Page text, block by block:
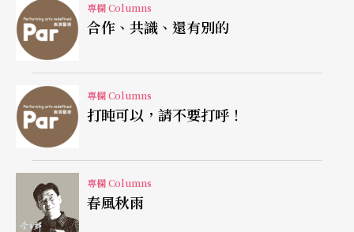
但就在上完那堂課之後，我快樂得不得了，體會到
能感受自己的身體，跟自己的身體對話，原來是跳
舞最大的樂趣。不為別的，以為會成為舞蹈明星的
大夢，原來只是兒時不清楚自己的假象。自小一路
走來會使自己繼續堅持跳下去的原因，就只因為
「我真是喜歡跳舞這回事」啊！一種豁然開朗的愉
悅，再度把我帶回到舞蹈教室裡頭。
專欄 Columns
合作、共識、還有別的
專欄 Columns
打盹可以，請不要打呼！
專欄 Columns
春風秋雨